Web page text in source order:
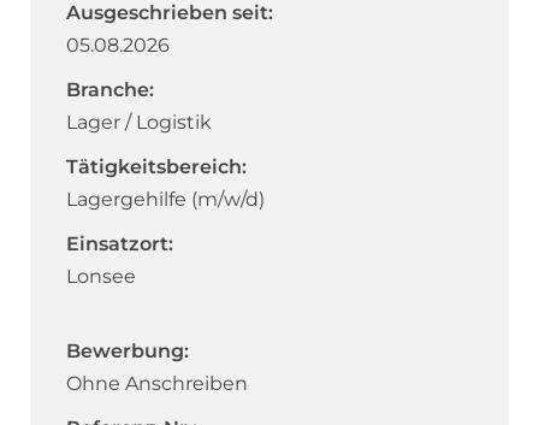
Ausgeschrieben seit:
05.08.2026
Branche:
Lager / Logistik
Tätigkeitsbereich:
Lagergehilfe (m/w/d)
Einsatzort:
Lonsee
Bewerbung:
Ohne Anschreiben